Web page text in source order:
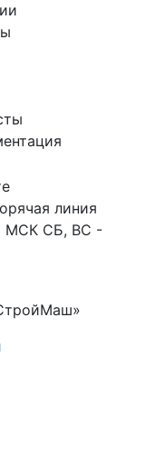
линия
МСК СБ, ВС -